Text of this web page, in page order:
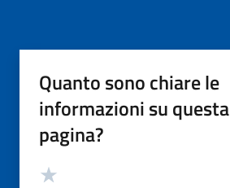
Quanto sono chiare le
informazioni su questa
pagina?
Valutazione